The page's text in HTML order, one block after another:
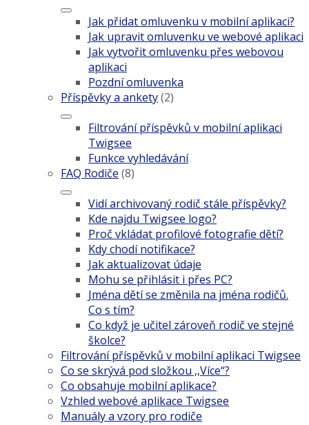
Jak přidat omluvenku v mobilní aplikaci?
Jak upravit omluvenku ve webové aplikaci
Jak vytvořit omluvenku přes webovou
aplikaci
Pozdní omluvenka
Příspěvky a ankety(2)
Filtrování příspěvků v mobilní aplikaci
Twigsee
Funkce vyhledávání
FAQ Rodiče (8)
Vidí archivovaný rodič stále příspěvky?
Kde najdu Twigsee logo?
Proč vkládat profilové fotografie dětí?
Kdy chodí notifikace?
Jak aktualizovat údaje
Mohu se přihlásit i přes PC?
Jména dětí se změnila na jména rodičů.
Co s tím?
Co když je učitel zároveň rodič ve stejné
školce?
Filtrování příspěvků v mobilní aplikaci Twigsee
Co se skrývá pod složkou ,,Více“?
Co obsahuje mobilní aplikace?
Vzhled webové aplikace Twigsee
Manuály a vzory pro rodiče